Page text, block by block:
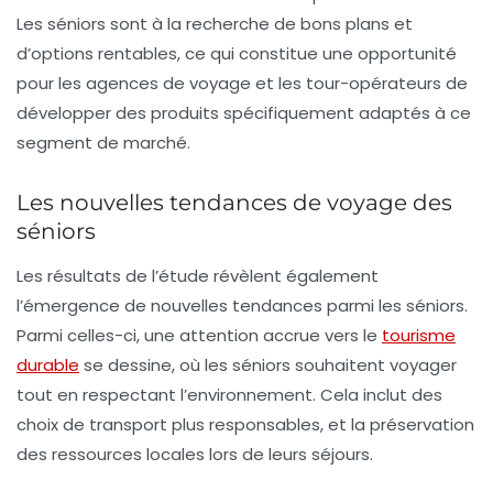
Les séniors sont à la recherche de bons plans et
d’options rentables, ce qui constitue une opportunité
pour les agences de voyage et les tour-opérateurs de
développer des produits spécifiquement adaptés à ce
segment de marché.
Les nouvelles tendances de voyage des
séniors
Les résultats de l’étude révèlent également
l’émergence de nouvelles tendances parmi les séniors.
Parmi celles-ci, une attention accrue vers le tourisme
durable se dessine, où les séniors souhaitent voyager
tout en respectant l’environnement. Cela inclut des
choix de transport plus responsables, et la préservation
des ressources locales lors de leurs séjours.